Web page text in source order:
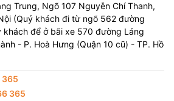
Trung, Ngõ 107 Nguyễn Chí Thanh,
(Quý khách đi từ ngõ 562 đường
khách để ở bãi xe 570 đường Láng
- P. Hoà Hưng (Quận 10 cũ) - TP. Hồ
365
365